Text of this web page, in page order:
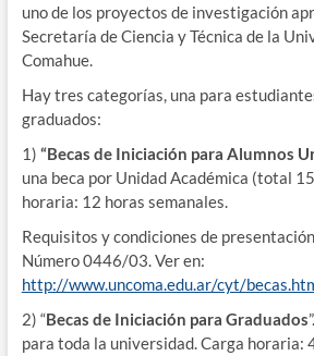
uno de los proyectos de investigación
Secretaría de Ciencia y Técnica de la
Comahue.
Hay tres categorías, una para
graduados:
1) “Becas de Iniciación para Alumnos
una beca por Unidad Académica (total
horaria: 12 horas semanales.
Requisitos y condiciones de
Número 0446/03. Ver en:
http://www.uncoma.edu.ar/cyt/
2) “Becas de Iniciación para Graduados
para toda la universidad. Carga horaria: